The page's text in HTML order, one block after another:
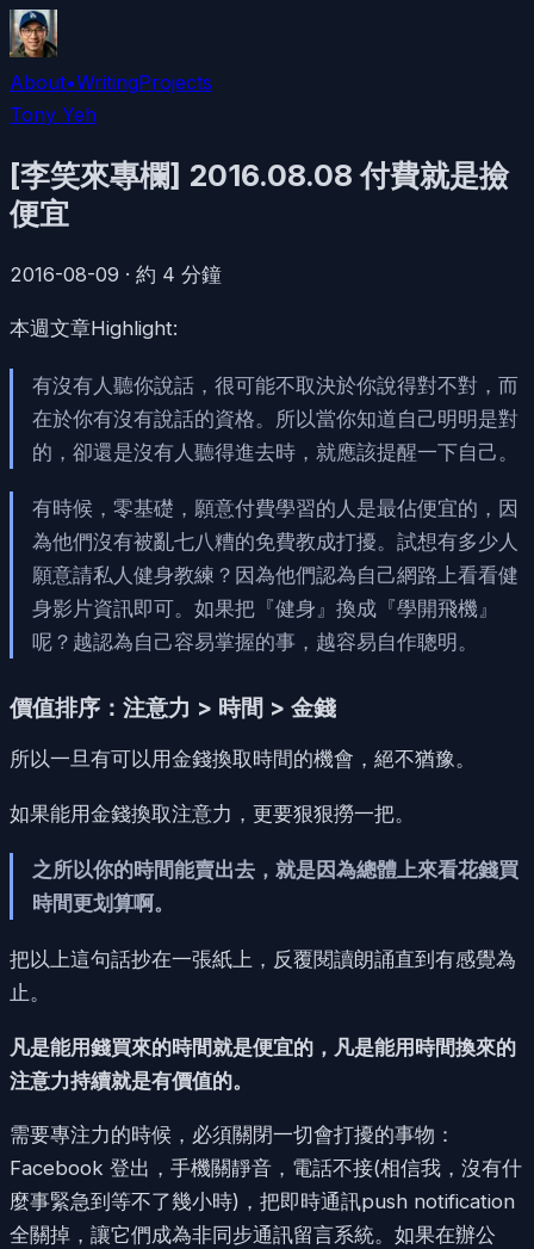
About•WritingProjects
Tony Yeh
[李笑來專欄] 2016.08.08 付費就是撿
便宜
2016-08-09 · 約 4 分鐘
本週文章Highlight:
有沒有人聽你說話，很可能不取決於你說得對不對，而
在於你有沒有說話的資格。所以當你知道自己明明是對
的，卻還是沒有人聽得進去時，就應該提醒一下自己。
有時候，零基礎，願意付費學習的人是最佔便宜的，因
為他們沒有被亂七八糟的免費教成打擾。試想有多少人
願意請私人健身教練？因為他們認為自己網路上看看健
身影片資訊即可。如果把『健身』換成『學開飛機』
呢？越認為自己容易掌握的事，越容易自作聰明。
價值排序：注意力 > 時間 > 金錢
所以一旦有可以用金錢換取時間的機會，絕不猶豫。
如果能用金錢換取注意力，更要狠狠撈一把。
之所以你的時間能賣出去，就是因為總體上來看花錢買
時間更划算啊。
把以上這句話抄在一張紙上，反覆閱讀朗誦直到有感覺為
止。
凡是能用錢買來的時間就是便宜的，凡是能用時間換來的
注意力持續就是有價值的。
需要專注力的時候，必須關閉一切會打擾的事物：
Facebook 登出，手機關靜音，電話不接(相信我，沒有什
麼事緊急到等不了幾小時)，把即時通訊push notification
全關掉，讓它們成為非同步通訊留言系統。如果在辦公